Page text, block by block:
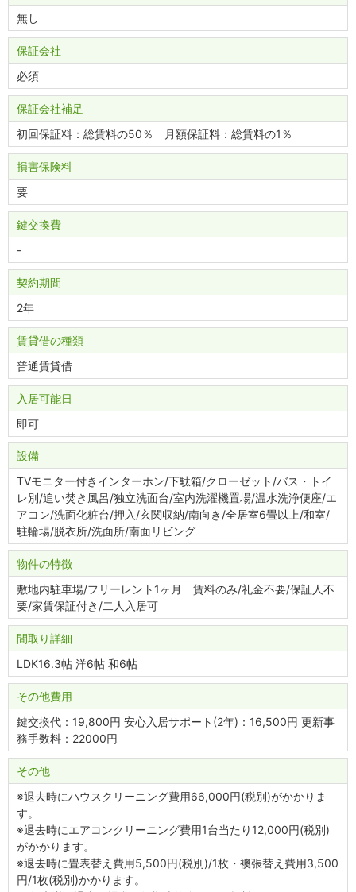
無し
保証会社
必須
保証会社補足
初回保証料：総賃料の50％ 月額保証料：総賃料の1％
損害保険料
要
鍵交換費
-
契約期間
2年
賃貸借の種類
普通賃貸借
入居可能日
即可
設備
TVモニター付きインターホン/下駄箱/クローゼット/バス・トイ
レ別/追い焚き風呂/独立洗面台/室内洗濯機置場/温水洗浄便座/エ
アコン/洗面化粧台/押入/玄関収納/南向き/全居室6畳以上/和室/
駐輪場/脱衣所/洗面所/南面リビング
物件の特徴
敷地内駐車場/フリーレント1ヶ月 賃料のみ/礼金不要/保証人不
要/家賃保証付き/二人入居可
間取り詳細
LDK16.3帖 洋6帖 和6帖
その他費用
鍵交換代：19,800円 安心入居サポート(2年)：16,500円 更新事
務手数料：22000円
その他
※退去時にハウスクリーニング費用66,000円(税別)がかかりま
す。
※退去時にエアコンクリーニング費用1台当たり12,000円(税別)
がかかります。
※退去時に畳表替え費用5,500円(税別)/1枚・襖張替え費用3,500
円/1枚(税別)かかります。